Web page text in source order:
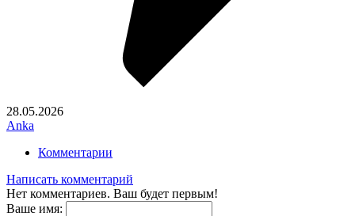
28.05.2026
Anka
Комментарии
Написать комментарий
Нет комментариев. Ваш будет первым!
Ваше имя: